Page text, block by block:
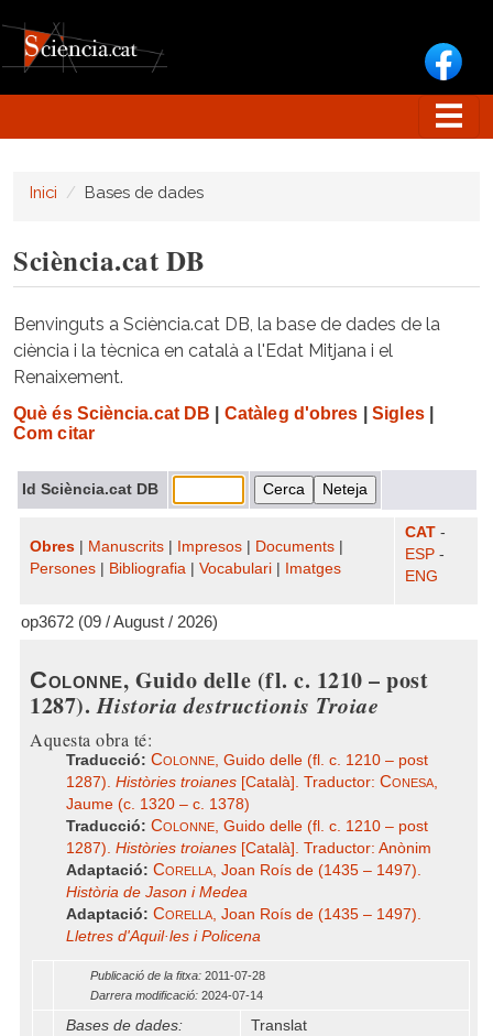
Inici Bases de dades
Sciència.cat DB
Benvinguts a Sciència.cat DB, la base de dades de la
ciència i la tècnica en català a l'Edat Mitjana i el
Renaixement.
Què és Sciència.cat DB Catàleg d'obres Sigles|
Com citar
Id Sciència.cat DB
Obres Manuscrits Impresos Documents
Persones
Bibliografia Vocabulari Imatges
CAT -
ESP -
ENG
op3672 (09 / August / 2026)
Colonne, Guido delle (fl. c. 1210 – post
1287).Historia destructionis Troiae
Aquesta obra té:
Traducció: Colonne, Guido delle (fl. c. 1210 – post
1287). Històries troianes [Català]. Traductor: Conesa,
Jaume (c. 1320 – c. 1378)
Traducció: Colonne, Guido delle (fl. c. 1210 – post
1287). Històries troianes [Català]. Traductor: Anònim
Adaptació: Corella, Joan Roís de (1435 – 1497).
Història de Jason i Medea
Adaptació: Corella, Joan Roís de (1435 – 1497).
Lletres d'Aquil·les i Policena
Publicació de la fitxa: 2011-07-28
Darrera modificació: 2024-07-14
Bases de dades: Translat